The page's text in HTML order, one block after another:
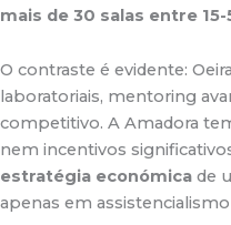
mais de 30 salas entre 15-
O contraste é evidente:
laboratoriais, mentoring
competitivo. A Amadora
nem incentivos
estratégia económica de
apenas em assistencialismo